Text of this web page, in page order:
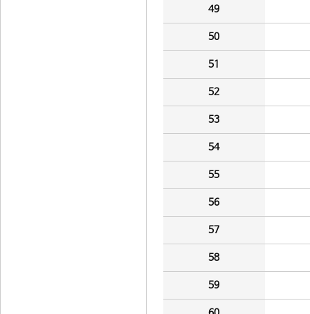
49
50
51
52
53
54
55
56
57
58
59